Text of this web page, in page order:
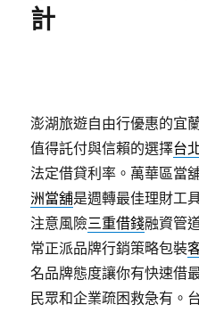
計
澎湖旅遊自由行優惠的宜
值得託付與信賴的選擇台
法定借貸利率。萬華區當
洲當舖是週轉最佳理財工
注意風險三重借錢融資管
常正派品牌行銷策略包裝
名品牌態度讓你有快速借
民眾和企業疏困救急有。